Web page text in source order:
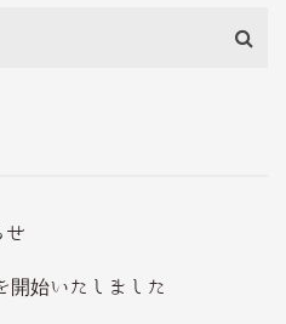
せ
開始いたしました